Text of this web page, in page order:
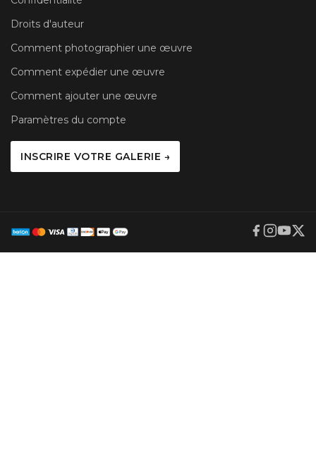
Droits d'auteur
Comment photographier une œuvre
Comment expédier une œuvre
Comment ajouter une œuvre
Paramètres du compte
INSCRIRE VOTRE GALERIE →